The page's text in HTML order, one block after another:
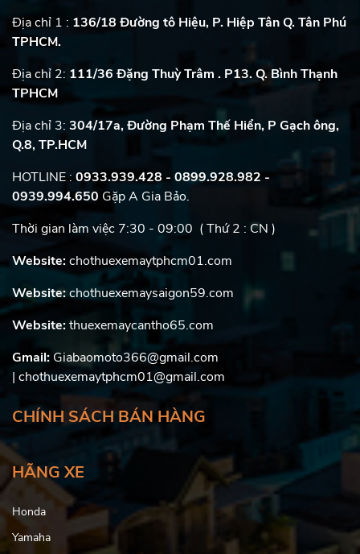
Địa chỉ 1 : 136/18 Đường tô Hiệu, P. Hiệp Tân Q. Tân Phú
TPHCM.
Địa chỉ 2: 111/36 Đặng Thuỳ Trâm . P13. Q. Bình Thạnh
TPHCM
Địa chỉ 3: 304/17a, Đường Phạm Thế Hiển, P Gạch ông,
Q.8, TP.HCM
HOTLINE : 0933.939.428 - 0899.928.982 -
0939.994.650 Gặp A Gia Bảo.
Thời gian làm việc 7:30 - 09:00 ( Thứ 2 : CN )
Website:chothuexemaytphcm01.com
Website:chothuexemaysaigon59.com
Website:thuexemaycantho65.com
Gmail: Giabaomoto366@gmail.com
| chothuexemaytphcm01@gmail.com
CHÍNH SÁCH BÁN HÀNG
HÃNG XE
Honda
Yamaha